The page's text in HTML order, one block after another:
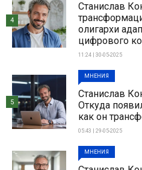
Станислав
олигархи
цифрового
11:24 | 30-05-2025
4
МНЕНИЯ
Станислав
Откуда
как он
05:43 | 29-05-2025
5
МНЕНИЯ